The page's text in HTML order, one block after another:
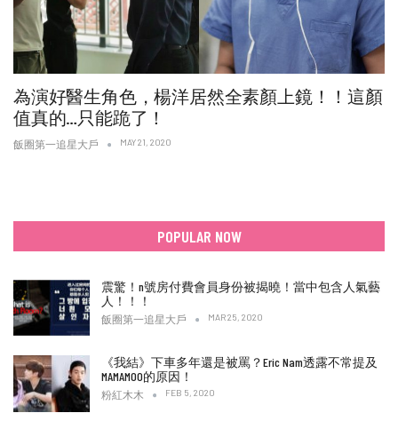
為演好醫生角色，楊洋居然全素顏上鏡！！這顏
值真的…只能跪了！
飯圈第一追星大戶 MAY 21, 2020
POPULAR NOW
震驚！n號房付費會員身份被揭曉！當中包含人氣藝
人！！！
飯圈第一追星大戶 MAR 25, 2020
《我結》下車多年還是被罵？Eric Nam透露不常提及
MAMAMOO的原因！
粉紅木木 FEB 5, 2020